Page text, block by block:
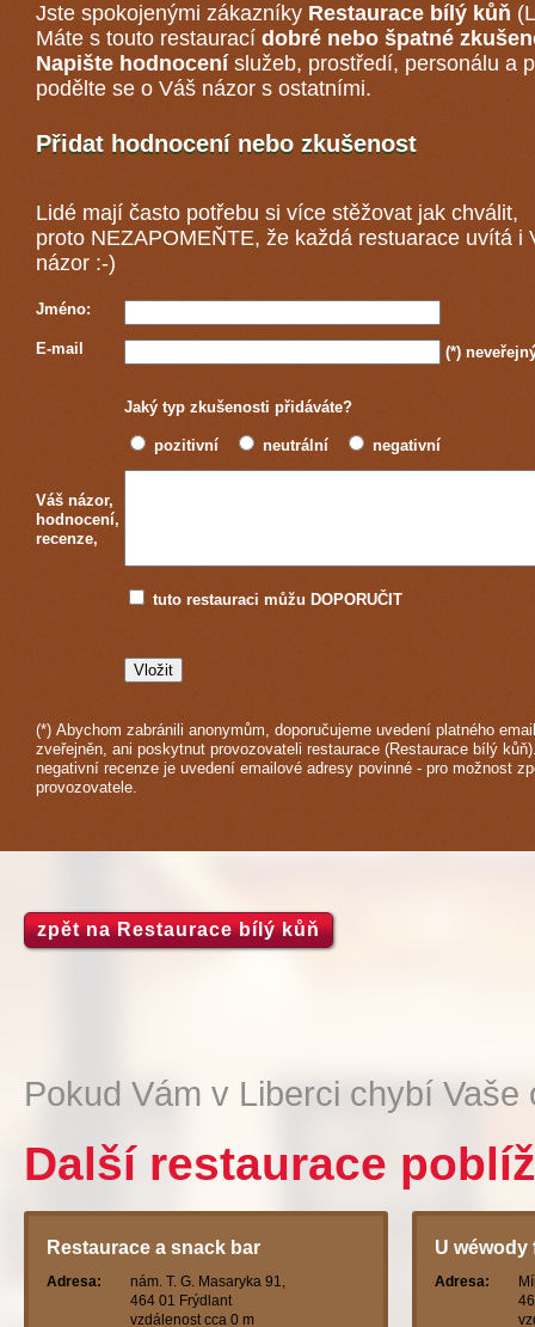
Jste spokojenými zákazníky Restaurace bílý kůň
Máte s touto restaurací dobré nebo špatné
Napište hodnocení služeb, prostředí, personálu a
podělte se o Váš názor s ostatními.
Přidat hodnocení nebo zkušenost
Lidé mají často potřebu si více stěžovat jak chválit,
proto NEZAPOMEŇTE, že každá restuarace uvítá i
názor :-)
Jméno:
E-mail (*)
Jaký typ zkušenosti přidáváte?
pozitivní neutrální negativní
Váš názor,
hodnocení,
recenze,
tuto restauraci můžu DOPORUČIT
(*) Abychom zabránili anonymům, doporučujeme uvedení platného
zveřejněn, ani poskytnut provozovateli restaurace (Restaurace bílý
negativní recenze je uvedení emailové adresy povinné - pro možnost
provozovatele.
zpět na Restaurace bílý kůň
Pokud Vám v Liberci chybí
Další restaurace
Restaurace a snack bar
Adresa:
nám. T. G. Masaryka 91,
464 01 Frýdlant
vzdálenost cca 0 m
U
Adresa: